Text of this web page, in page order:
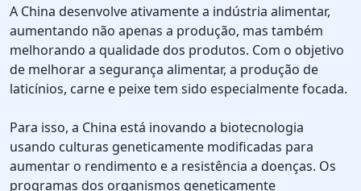
A China desenvolve ativamente a indústria alimentar,
aumentando não apenas a produção, mas também
melhorando a qualidade dos produtos. Com o objetivo
de melhorar a segurança alimentar, a produção de
laticínios, carne e peixe tem sido especialmente focada.
Para isso, a China está inovando a biotecnologia
usando culturas geneticamente modificadas para
aumentar o rendimento e a resistência a doenças. Os
programas dos organismos geneticamente